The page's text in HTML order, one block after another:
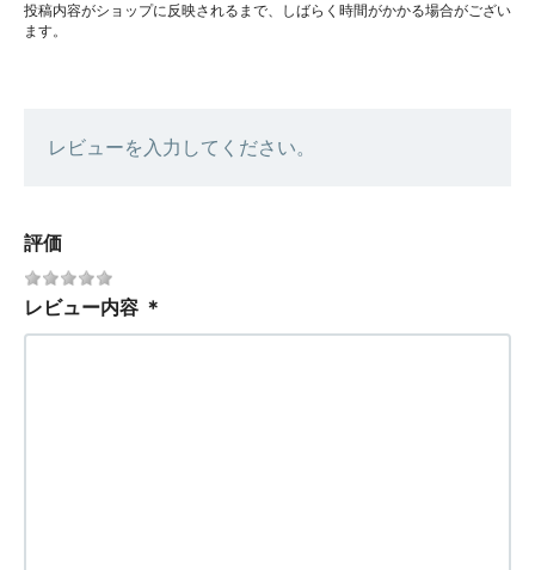
投稿内容がショップに反映されるまで、しばらく時間がかかる場合がござい
ます。
レビューを入力してください。
評価
レビュー内容 ＊